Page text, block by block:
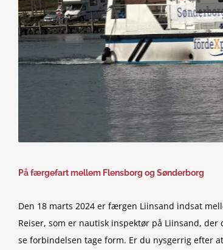
På færgefart mellem Flensborg og Sønderborg
Den 18 marts 2024 er færgen Liinsand indsat
Reiser, som er nautisk inspektør på Liinsand,
se forbindelsen tage form. Er du nysgerrig efter